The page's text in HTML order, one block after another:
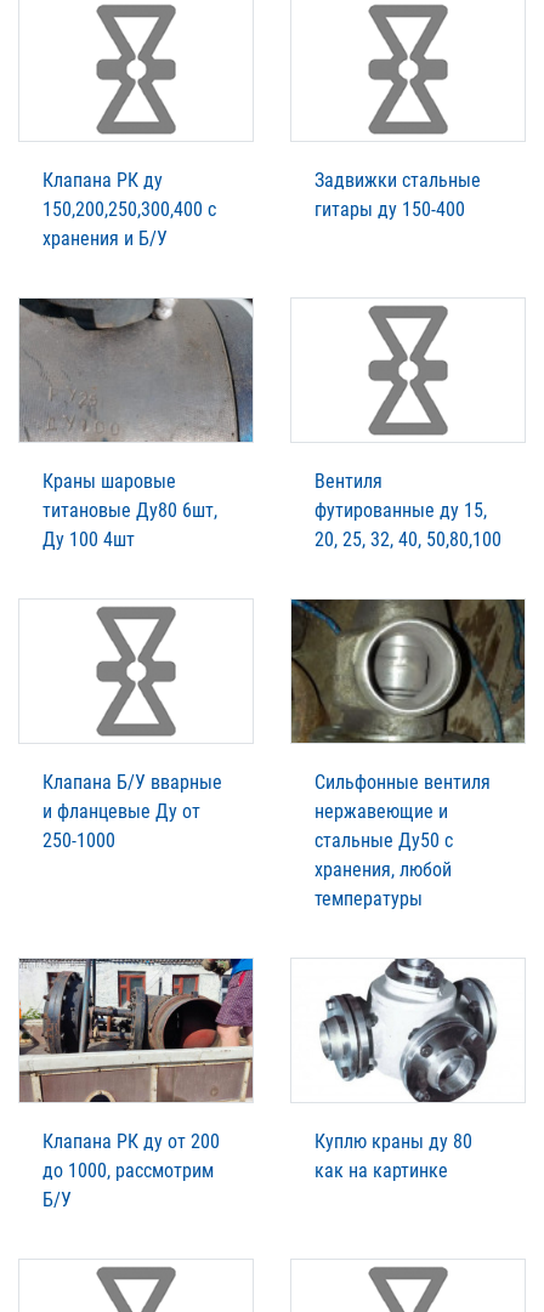
Клапана РК ду
150,200,250,300,400 с
хранения и Б/У
Задвижки стальные
гитары ду 150-400
Краны шаровые
титановые Ду80 6шт,
Ду 100 4шт
Вентиля
футированные ду 15,
20, 25, 32, 40, 50,80,100
Клапана Б/У вварные
и фланцевые Ду от
250-1000
Сильфонные вентиля
нержавеющие и
стальные Ду50 с
хранения, любой
температуры
Клапана РК ду от 200
до 1000, рассмотрим
Б/У
Куплю краны ду 80
как на картинке